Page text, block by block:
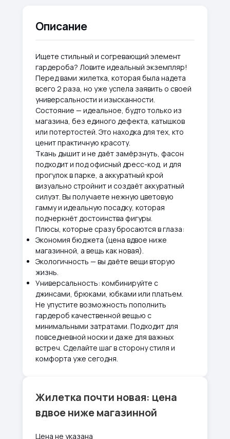
Описание
Ищете стильный и согревающий элемент
гардероба? Ловите идеальный экземпляр!
Перед вами жилетка, которая была надета
всего 2 раза, но уже успела заявить о своей
универсальности и изысканности.
Состояние — идеальное, будто только из
магазина, без единого дефекта, катышков
или потертостей. Это находка для тех, кто
ценит практичную красоту.
Ткань дышит и не даёт замёрзнуть, фасон
подходит и под офисный дресс-код, и для
прогулок в парке, а аккуратный крой
визуально стройнит и создаёт аккуратный
силуэт. Вы получаете нежную цветовую
гамму и идеальную посадку, которая
подчеркнёт достоинства фигуры.
Плюсы, которые сразу бросаются в глаза:
Экономия бюджета (цена вдвое ниже
магазинной, а вещь как новая).
Экологичность — вы даёте вещи вторую
жизнь.
Универсальность: комбинируйте с
джинсами, брюками, юбками или платьем.
Не упустите возможность пополнить
гардероб качественной вещью с
минимальными затратами. Подходит для
повседневной носки и даже для важных
встреч. Сделайте шаг в сторону стиля и
комфорта уже сегодня.
Жилетка почти новая: цена
вдвое ниже магазинной
Цена не указана